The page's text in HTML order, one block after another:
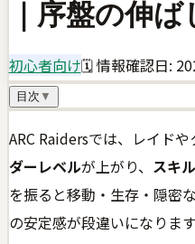
｜序盤の伸ば
初心者向け🗓 情報確認日:
目次 ▼
ARC Raidersでは、レイド
ダーレベルが上がり、 スキ
を振ると移動・生存・隠密
の安定感が段違いになりま